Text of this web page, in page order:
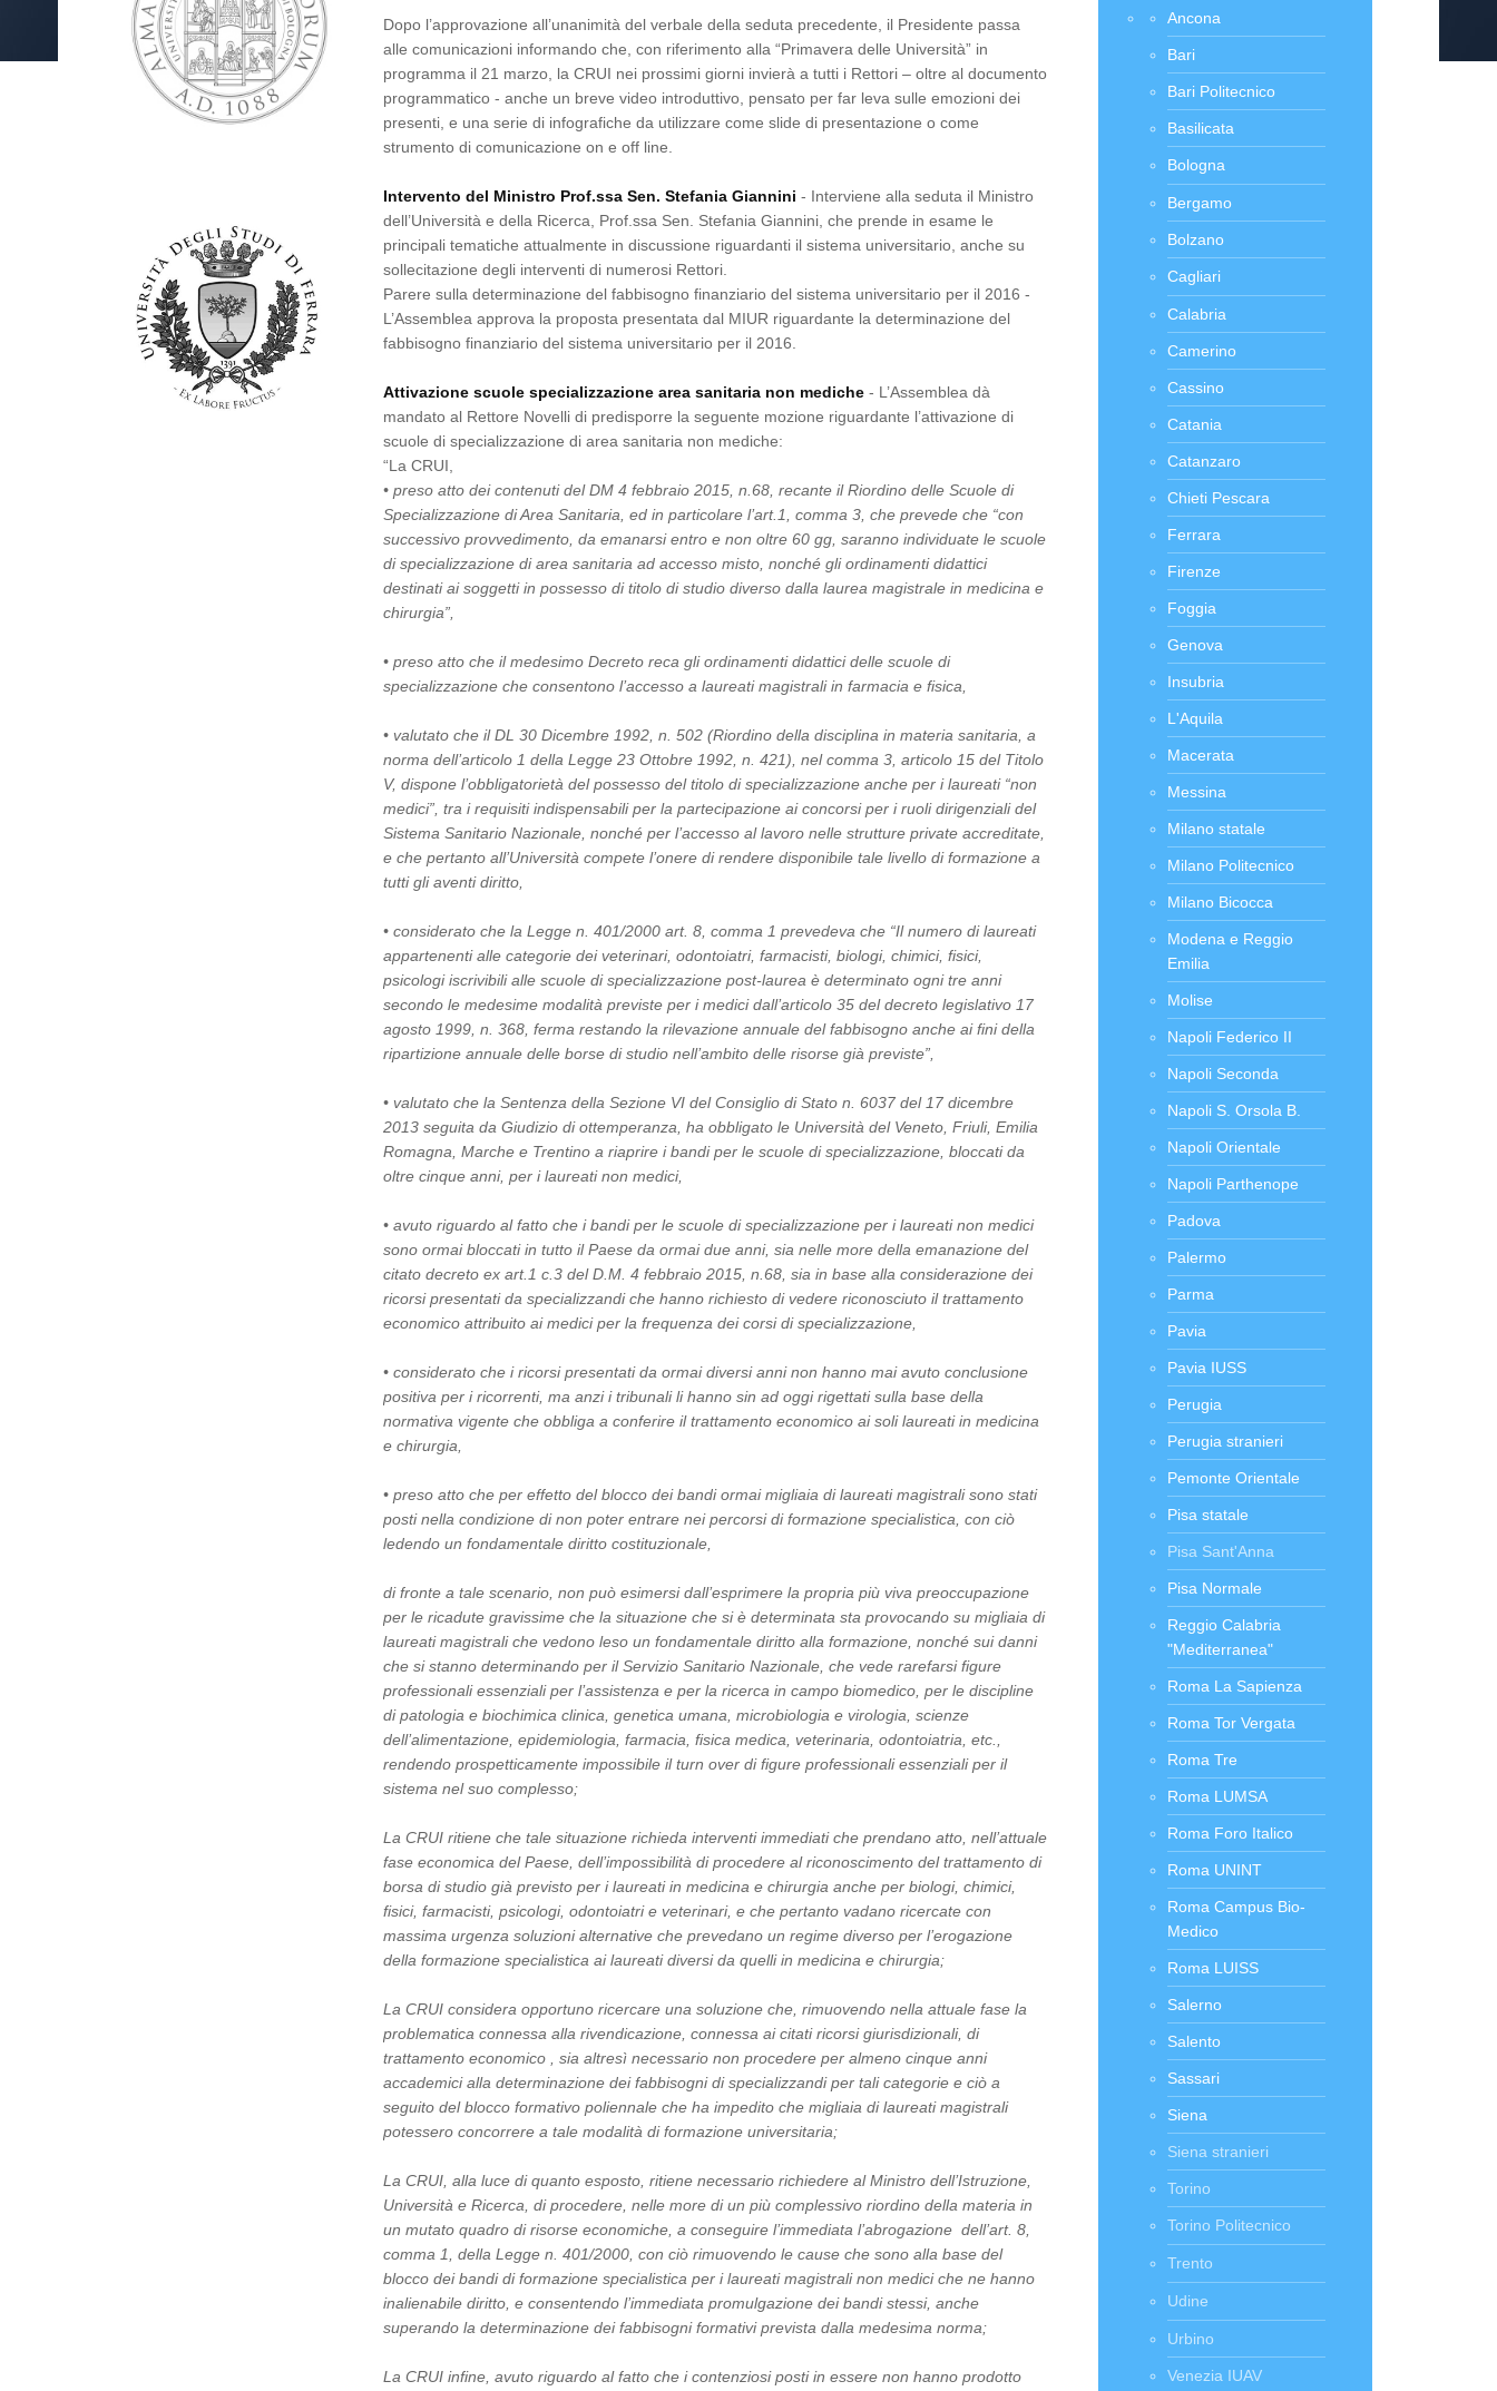
Dopo l’approvazione all’unanimità del verbale della seduta precedente, il Presidente passa
alle comunicazioni informando che, con riferimento alla “Primavera delle Università” in
programma il 21 marzo, la CRUI nei prossimi giorni invierà a tutti i Rettori – oltre al documento
programmatico - anche un breve video introduttivo, pensato per far leva sulle emozioni dei
presenti, e una serie di infografiche da utilizzare come slide di presentazione o come
strumento di comunicazione on e off line.
Intervento del Ministro Prof.ssa Sen. Stefania Giannini - Interviene alla seduta il Ministro
dell’Università e della Ricerca, Prof.ssa Sen. Stefania Giannini, che prende in esame le
principali tematiche attualmente in discussione riguardanti il sistema universitario, anche su
sollecitazione degli interventi di numerosi Rettori.
Parere sulla determinazione del fabbisogno finanziario del sistema universitario per il 2016 -
L’Assemblea approva la proposta presentata dal MIUR riguardante la determinazione del
fabbisogno finanziario del sistema universitario per il 2016.
Attivazione scuole specializzazione area sanitaria non mediche - L’Assemblea dà
mandato al Rettore Novelli di predisporre la seguente mozione riguardante l’attivazione di
scuole di specializzazione di area sanitaria non mediche:
“La CRUI,
• preso atto dei contenuti del DM 4 febbraio 2015, n.68, recante il Riordino delle Scuole di
Specializzazione di Area Sanitaria, ed in particolare l’art.1, comma 3, che prevede che “con
successivo provvedimento, da emanarsi entro e non oltre 60 gg, saranno individuate le scuole
di specializzazione di area sanitaria ad accesso misto, nonché gli ordinamenti didattici
destinati ai soggetti in possesso di titolo di studio diverso dalla laurea magistrale in medicina e
chirurgia”,
• preso atto che il medesimo Decreto reca gli ordinamenti didattici delle scuole di
specializzazione che consentono l’accesso a laureati magistrali in farmacia e fisica,
• valutato che il DL 30 Dicembre 1992, n. 502 (Riordino della disciplina in materia sanitaria, a
norma dell’articolo 1 della Legge 23 Ottobre 1992, n. 421), nel comma 3, articolo 15 del Titolo
V, dispone l’obbligatorietà del possesso del titolo di specializzazione anche per i laureati “non
medici”, tra i requisiti indispensabili per la partecipazione ai concorsi per i ruoli dirigenziali del
Sistema Sanitario Nazionale, nonché per l’accesso al lavoro nelle strutture private accreditate,
e che pertanto all’Università compete l’onere di rendere disponibile tale livello di formazione a
tutti gli aventi diritto,
• considerato che la Legge n. 401/2000 art. 8, comma 1 prevedeva che “Il numero di laureati
appartenenti alle categorie dei veterinari, odontoiatri, farmacisti, biologi, chimici, fisici,
psicologi iscrivibili alle scuole di specializzazione post-laurea è determinato ogni tre anni
secondo le medesime modalità previste per i medici dall’articolo 35 del decreto legislativo 17
agosto 1999, n. 368, ferma restando la rilevazione annuale del fabbisogno anche ai fini della
ripartizione annuale delle borse di studio nell’ambito delle risorse già previste”,
• valutato che la Sentenza della Sezione VI del Consiglio di Stato n. 6037 del 17 dicembre
2013 seguita da Giudizio di ottemperanza, ha obbligato le Università del Veneto, Friuli, Emilia
Romagna, Marche e Trentino a riaprire i bandi per le scuole di specializzazione, bloccati da
oltre cinque anni, per i laureati non medici,
• avuto riguardo al fatto che i bandi per le scuole di specializzazione per i laureati non medici
sono ormai bloccati in tutto il Paese da ormai due anni, sia nelle more della emanazione del
citato decreto ex art.1 c.3 del D.M. 4 febbraio 2015, n.68, sia in base alla considerazione dei
ricorsi presentati da specializzandi che hanno richiesto di vedere riconosciuto il trattamento
economico attribuito ai medici per la frequenza dei corsi di specializzazione,
• considerato che i ricorsi presentati da ormai diversi anni non hanno mai avuto conclusione
positiva per i ricorrenti, ma anzi i tribunali li hanno sin ad oggi rigettati sulla base della
normativa vigente che obbliga a conferire il trattamento economico ai soli laureati in medicina
e chirurgia,
• preso atto che per effetto del blocco dei bandi ormai migliaia di laureati magistrali sono stati
posti nella condizione di non poter entrare nei percorsi di formazione specialistica, con ciò
ledendo un fondamentale diritto costituzionale,
di fronte a tale scenario, non può esimersi dall’esprimere la propria più viva preoccupazione
per le ricadute gravissime che la situazione che si è determinata sta provocando su migliaia di
laureati magistrali che vedono leso un fondamentale diritto alla formazione, nonché sui danni
che si stanno determinando per il Servizio Sanitario Nazionale, che vede rarefarsi figure
professionali essenziali per l’assistenza e per la ricerca in campo biomedico, per le discipline
di patologia e biochimica clinica, genetica umana, microbiologia e virologia, scienze
dell’alimentazione, epidemiologia, farmacia, fisica medica, veterinaria, odontoiatria, etc.,
rendendo prospetticamente impossibile il turn over di figure professionali essenziali per il
sistema nel suo complesso;
La CRUI ritiene che tale situazione richieda interventi immediati che prendano atto, nell’attuale
fase economica del Paese, dell’impossibilità di procedere al riconoscimento del trattamento di
borsa di studio già previsto per i laureati in medicina e chirurgia anche per biologi, chimici,
fisici, farmacisti, psicologi, odontoiatri e veterinari, e che pertanto vadano ricercate con
massima urgenza soluzioni alternative che prevedano un regime diverso per l’erogazione
della formazione specialistica ai laureati diversi da quelli in medicina e chirurgia;
La CRUI considera opportuno ricercare una soluzione che, rimuovendo nella attuale fase la
problematica connessa alla rivendicazione, connessa ai citati ricorsi giurisdizionali, di
trattamento economico , sia altresì necessario non procedere per almeno cinque anni
accademici alla determinazione dei fabbisogni di specializzandi per tali categorie e ciò a
seguito del blocco formativo poliennale che ha impedito che migliaia di laureati magistrali
potessero concorrere a tale modalità di formazione universitaria;
La CRUI, alla luce di quanto esposto, ritiene necessario richiedere al Ministro dell’Istruzione,
Università e Ricerca, di procedere, nelle more di un più complessivo riordino della materia in
un mutato quadro di risorse economiche, a conseguire l’immediata l’abrogazione dell’art. 8,
comma 1, della Legge n. 401/2000, con ciò rimuovendo le cause che sono alla base del
blocco dei bandi di formazione specialistica per i laureati magistrali non medici che ne hanno
inalienabile diritto, e consentendo l’immediata promulgazione dei bandi stessi, anche
superando la determinazione dei fabbisogni formativi prevista dalla medesima norma;
La CRUI infine, avuto riguardo al fatto che i contenziosi posti in essere non hanno prodotto
Ancona
Bari
Bari Politecnico
Basilicata
Bologna
Bergamo
Bolzano
Cagliari
Calabria
Camerino
Cassino
Catania
Catanzaro
Chieti Pescara
Ferrara
Firenze
Foggia
Genova
Insubria
L'Aquila
Macerata
Messina
Milano statale
Milano Politecnico
Milano Bicocca
Modena e Reggio
Emilia
Molise
Napoli Federico II
Napoli Seconda
Napoli S. Orsola B.
Napoli Orientale
Napoli Parthenope
Padova
Palermo
Parma
Pavia
Pavia IUSS
Perugia
Perugia stranieri
Pemonte Orientale
Pisa statale
Pisa Sant'Anna
Pisa Normale
Reggio Calabria
"Mediterranea"
Roma La Sapienza
Roma Tor Vergata
Roma Tre
Roma LUMSA
Roma Foro Italico
Roma UNINT
Roma Campus Bio-
Medico
Roma LUISS
Salerno
Salento
Sassari
Siena
Siena stranieri
Torino
Torino Politecnico
Trento
Udine
Urbino
Venezia IUAV